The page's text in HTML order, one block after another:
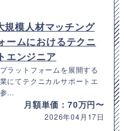
規模人材マッチング
ームにおけるテクニ
エンジニア
ラットフォームを展開する
にてテクニカルサポートエ
...
月額単価：70万円〜
2026年04月17日